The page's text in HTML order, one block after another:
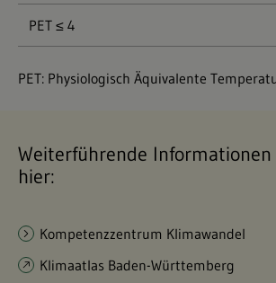
PET ≤ 4
PET: Physiologisch Äquivalente
Weiterführende Informationen
hier:
Kompetenzzentrum Klimawandel
Klimaatlas Baden-Württemberg